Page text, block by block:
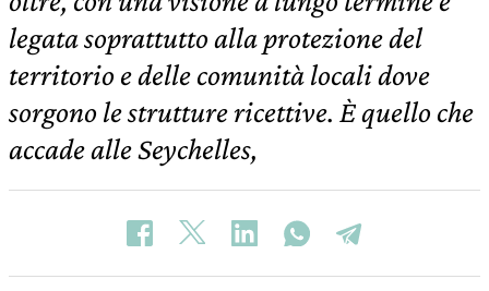
legata soprattutto alla protezione del
territorio e delle comunità locali dove
sorgono le strutture ricettive. È quello che
accade alle Seychelles,